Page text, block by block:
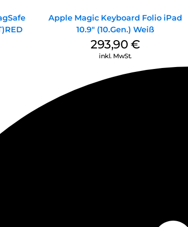
Apple Magic Keyboard Folio iPad
10.9″ (10.Gen.) Weiß
293,90€
inkl. MwSt.